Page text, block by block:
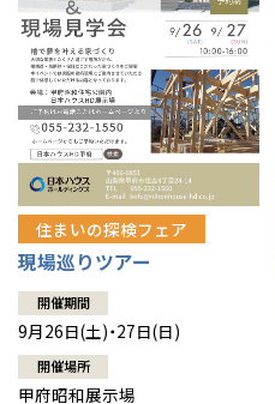
住まいの探検フェア
現場巡りツアー
開催期間
9月26日(土)・27日(日)
開催場所
甲府昭和展示場